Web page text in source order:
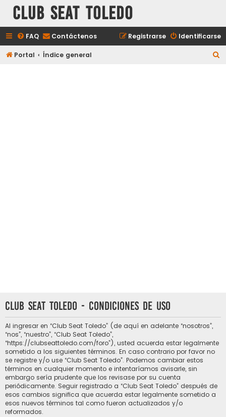
Club Seat Toledo
FAQ Contáctenos Identificarse
Registrarse
Portal Índice general
Club Seat Toledo - Condiciones de uso
Al ingresar en “Club Seat Toledo” (de aquí en adelante “nosotros”,
“nos”, “nuestro”, “Club Seat Toledo”,
“https://clubseattoledo.com/foro”), usted acuerda estar legalmente
sometido a los siguientes términos. En caso contrario por favor no
se registre y/o use “Club Seat Toledo”. Podemos cambiar estos
términos en cualquier momento e intentaríamos avisarle, sin
embargo sería prudente que los revisase por su cuenta
periódicamente. Seguir registrado a “Club Seat Toledo” después de
esos cambios significa que acuerda estar legalmente sometido a
esos nuevos términos tal como fueron actualizados y/o
reformados.